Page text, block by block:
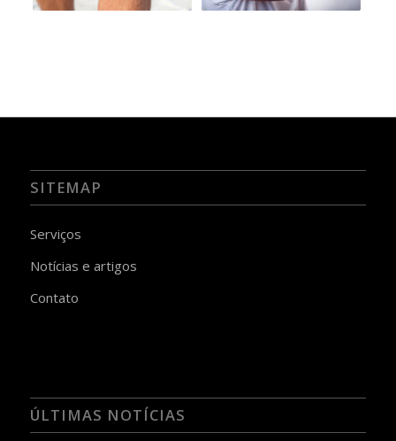
SITEMAP
Serviços
Notícias e artigos
Contato
ÚLTIMAS NOTÍCIAS